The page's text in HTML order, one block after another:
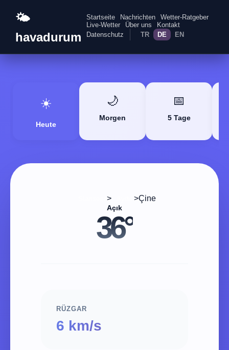
🌤️
havadurum
Startseite Nachrichten
Wetter-Ratgeber
Live-Wetter
Über uns
Kontakt
Datenschutz
TR DE EN
☀️
Heute
🌙
Morgen
📅
5 Tage
> >Çine
Açık
36°
RÜZGAR
6 km/s